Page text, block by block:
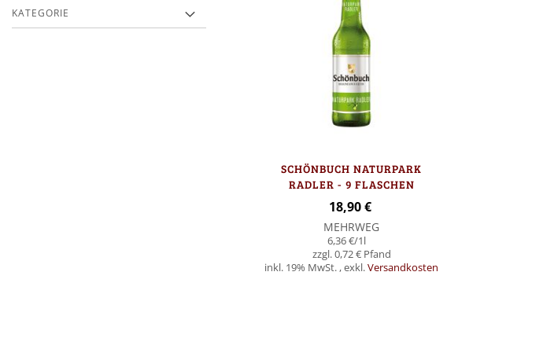
SCHÖNBUCH NATURPARK
RADLER - 9 FLASCHEN
18,90 €
MEHRWEG
6,36 €/1l
0,72 €
inkl. 19% MwSt.,exkl.Versandkosten
KATEGORIE